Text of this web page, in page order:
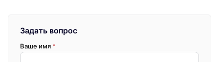
Задать вопрос
Ваше имя *